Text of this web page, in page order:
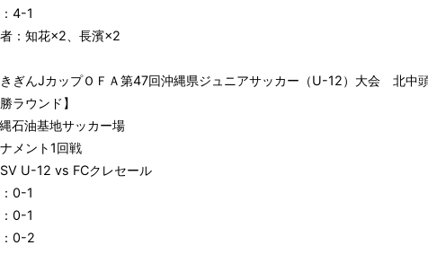
4-1
：知花×2、長濱×2
きぎんJカップＯＦＡ第47回沖縄県ジュニアサッカー（U-12）大会 北中
ラウンド】
石油基地サッカー場
ナメント1回戦
U-12 vs FCクレセール
0-1
0-1
0-2